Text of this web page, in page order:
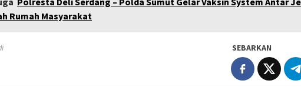
Rumah Masyarakat
SEBARKAN